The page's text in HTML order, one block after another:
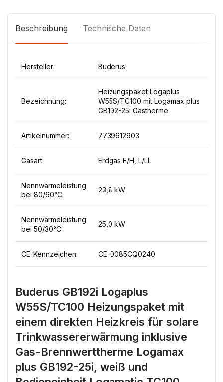
Beschreibung Technische Daten
Hersteller: Buderus
Bezeichnung:
Heizungspaket Logaplus
W55S/TC100 mit Logamax plus
GB192-25i Gastherme
Artikelnummer: 7739612903
Gasart: Erdgas E/H, L/LL
Nennwärmeleistung
bei 80/60°C:
23,8 kW
Nennwärmeleistung
bei 50/30°C:
25,0 kW
CE-Kennzeichen: CE-0085CQ0240
Buderus GB192i Logaplus
W55S/TC100 Heizungspaket mit
einem direkten Heizkreis für solare
Trinkwassererwärmung inklusive
Gas-Brennwerttherme Logamax
plus GB192-25i, weiß und